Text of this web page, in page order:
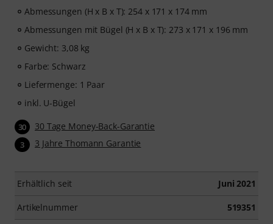
Abmessungen (H x B x T): 254 x 171 x 174 mm
Abmessungen mit Bügel (H x B x T): 273 x 171 x 196 mm
Gewicht: 3,08 kg
Farbe: Schwarz
Liefermenge: 1 Paar
inkl. U-Bügel
30 30 Tage Money-Back-Garantie
3 3 Jahre Thomann Garantie
Erhältlich seit Juni 2021
Artikelnummer 519351